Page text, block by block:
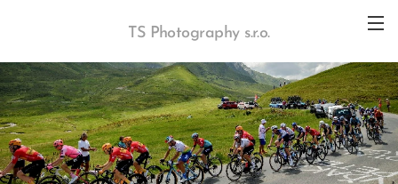
TS Photography s.r.o.